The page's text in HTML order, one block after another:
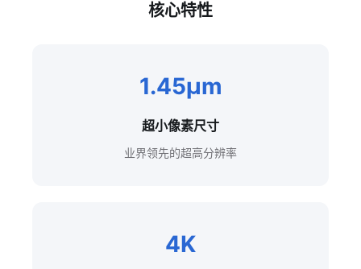
核心特性
1.45μm
超小像素尺寸
业界领先的超高分辨率
4K